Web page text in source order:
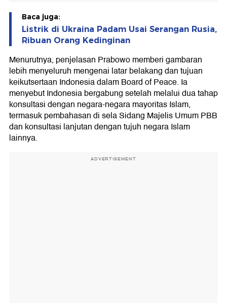
Baca juga:
Listrik di Ukraina Padam Usai Serangan Rusia,
Ribuan Orang Kedinginan
Menurutnya, penjelasan Prabowo memberi gambaran
lebih menyeluruh mengenai latar belakang dan tujuan
keikutsertaan Indonesia dalam Board of Peace. Ia
menyebut Indonesia bergabung setelah melalui dua tahap
konsultasi dengan negara-negara mayoritas Islam,
termasuk pembahasan di sela Sidang Majelis Umum PBB
dan konsultasi lanjutan dengan tujuh negara Islam
lainnya.
ADVERTISEMENT